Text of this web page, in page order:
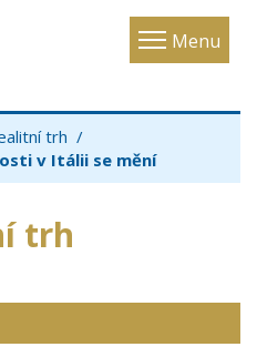
Menu
Toggle
trh
v Itálii se mění
trh